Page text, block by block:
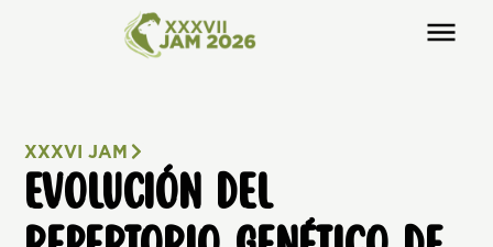
XXXVI JAM
EVOLUCIÓN DEL